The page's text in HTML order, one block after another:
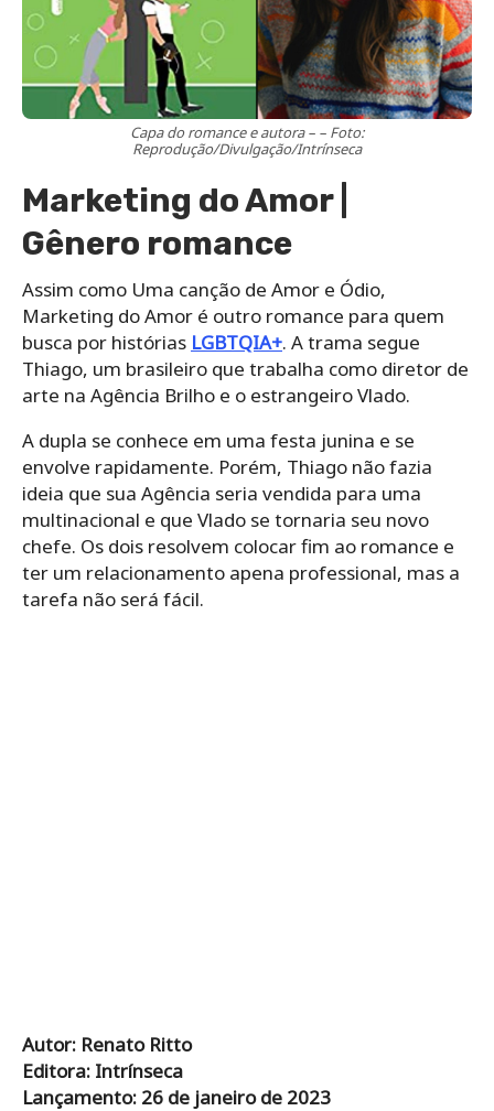
Capa do romance e autora – – Foto:
Reprodução/Divulgação/Intrínseca
Marketing do Amor |
Gênero romance
Assim como Uma canção de Amor e Ódio,
Marketing do Amor é outro romance para quem
busca por histórias LGBTQIA+. A trama segue
Thiago, um brasileiro que trabalha como diretor de
arte na Agência Brilho e o estrangeiro Vlado.
A dupla se conhece em uma festa junina e se
envolve rapidamente. Porém, Thiago não fazia
ideia que sua Agência seria vendida para uma
multinacional e que Vlado se tornaria seu novo
chefe. Os dois resolvem colocar fim ao romance e
ter um relacionamento apena professional, mas a
tarefa não será fácil.
Autor: Renato Ritto
Editora: Intrínseca
Lançamento: 26 de janeiro de 2023